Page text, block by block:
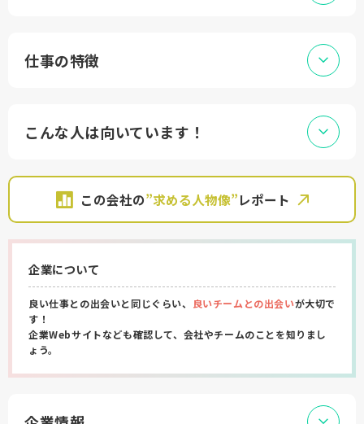
仕事の特徴
こんな人は向いています！
この会社の”求める人物像”レポート
企業について
良い仕事との出会いと同じぐらい、 良いチームとの出会いが大切で
す！
企業Webサイトなども確認して、会社やチームのことを知りまし
ょう。